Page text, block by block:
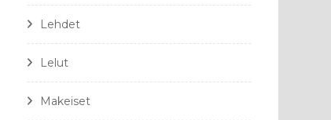
Lehdet
Lelut
Makeiset